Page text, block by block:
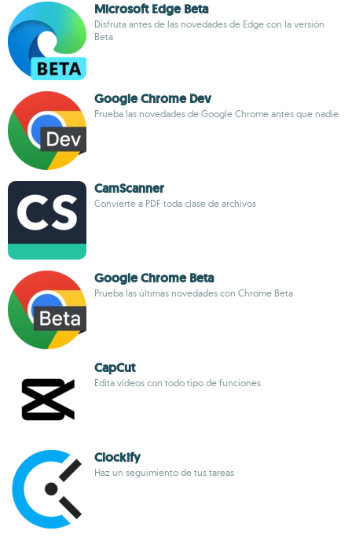
Microsoft Edge Beta
Disfruta antes de las novedades de Edge con la versión
Beta
Google Chrome Dev
Prueba las novedades de Google Chrome antes que nadie
CamScanner
Convierte a PDF toda clase de archivos
Google Chrome Beta
Prueba las últimas novedades con Chrome Beta
CapCut
Edita vídeos con todo tipo de funciones
Clockify
Haz un seguimiento de tus tareas